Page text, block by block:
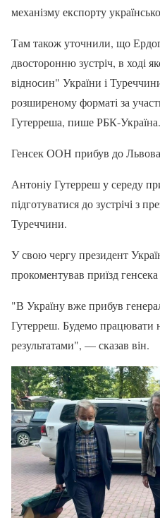
механізму експорту
Там також уточнили, що
двосторонню зустріч, в ході
відносин" України і
розширеному форматі за
Гутерреша, пише РБК-Україна.
Генсек ООН прибув до Львова
Антоніу Гутерреш у середу
підготуватися до зустрічі з
Туреччини.
У свою чергу президент
прокоментував приїзд
"В Україну вже прибув
Гутерреш. Будемо працювати
результатами", — сказав він.